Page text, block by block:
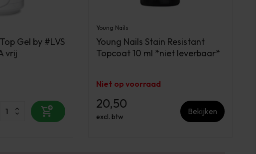
Gel by #LVS
vrij
Young Nails
Young Nails Stain Resistant
Topcoat 10 ml *niet leverbaar*
Niet op voorraad
20,50
excl. btw
Bekijken